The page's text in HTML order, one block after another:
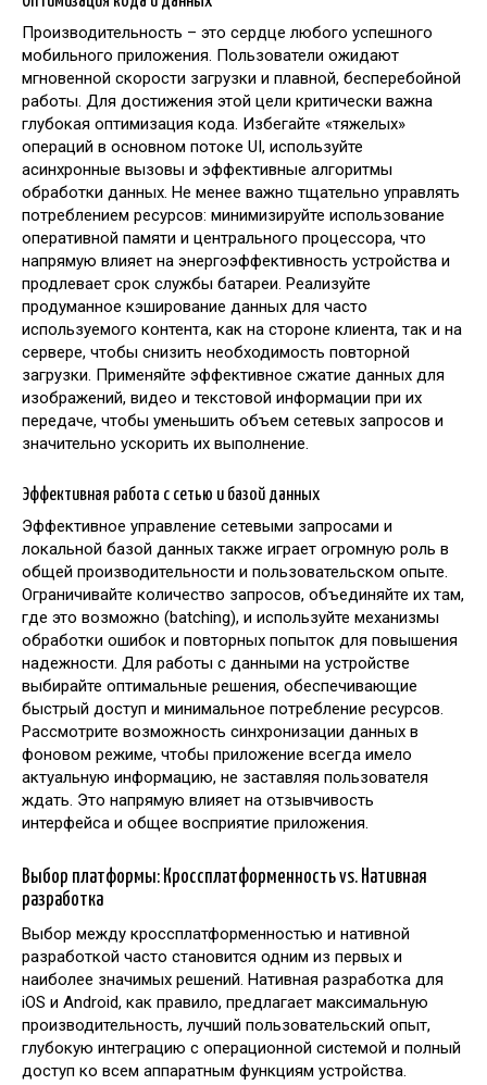
Производительность – это сердце любого успешного
мобильного приложения. Пользователи ожидают
мгновенной скорости загрузки и плавной, бесперебойной
работы. Для достижения этой цели критически важна
глубокая оптимизация кода. Избегайте «тяжелых»
операций в основном потоке UI, используйте
асинхронные вызовы и эффективные алгоритмы
обработки данных. Не менее важно тщательно управлять
потреблением ресурсов: минимизируйте использование
оперативной памяти и центрального процессора, что
напрямую влияет на энергоэффективность устройства и
продлевает срок службы батареи. Реализуйте
продуманное кэширование данных для часто
используемого контента, как на стороне клиента, так и на
сервере, чтобы снизить необходимость повторной
загрузки. Применяйте эффективное сжатие данных для
изображений, видео и текстовой информации при их
передаче, чтобы уменьшить объем сетевых запросов и
значительно ускорить их выполнение.
Эффективная работа с сетью и базой данных
Эффективное управление сетевыми запросами и
локальной базой данных также играет огромную роль в
общей производительности и пользовательском опыте.
Ограничивайте количество запросов, объединяйте их там,
где это возможно (batching), и используйте механизмы
обработки ошибок и повторных попыток для повышения
надежности. Для работы с данными на устройстве
выбирайте оптимальные решения, обеспечивающие
быстрый доступ и минимальное потребление ресурсов.
Рассмотрите возможность синхронизации данных в
фоновом режиме, чтобы приложение всегда имело
актуальную информацию, не заставляя пользователя
ждать. Это напрямую влияет на отзывчивость
интерфейса и общее восприятие приложения.
Выбор платформы: Кроссплатформенность vs. Нативная
разработка
Выбор между кроссплатформенностью и нативной
разработкой часто становится одним из первых и
наиболее значимых решений. Нативная разработка для
iOS и Android, как правило, предлагает максимальную
производительность, лучший пользовательский опыт,
глубокую интеграцию с операционной системой и полный
доступ ко всем аппаратным функциям устройства.